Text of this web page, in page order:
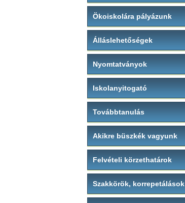
Ökoiskolára pályázunk
Álláslehetőségek
Nyomtatványok
Iskolanyitogató
Továbbtanulás
Akikre büszkék vagyunk
Felvételi körzethatárok
Szakkörök, korrepetálások